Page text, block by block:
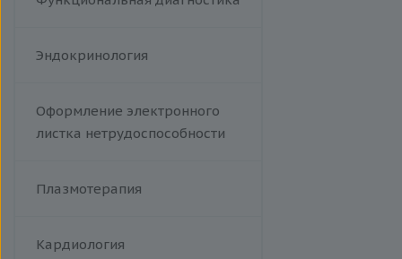
Эндокринология
Оформление электронного
листка нетрудоспособности
Плазмотерапия
Кардиология